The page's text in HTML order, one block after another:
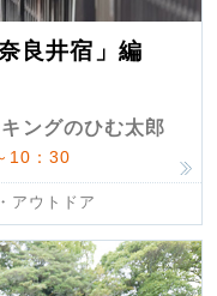
良井宿」編
ングのひむ太郎
10：30
アウトドア